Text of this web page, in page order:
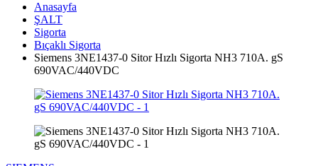
Anasayfa
ŞALT
Sigorta
Bıçaklı Sigorta
Siemens 3NE1437-0 Sitor Hızlı Sigorta NH3 710A. gS
690VAC/440VDC